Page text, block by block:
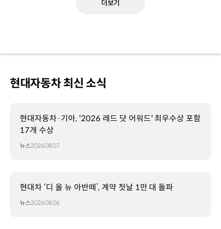
더보기
현대자동차 최신 소식
현대자동차·기아, '2026 레드 닷 어워드' 최우수상 포함
17개 수상
뉴스2026.08.07
현대차 ‘디 올 뉴 아반떼’, 계약 첫날 1만 대 돌파
뉴스2026.08.06